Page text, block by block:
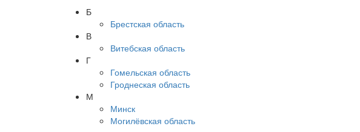
Б
Брестская область
В
Витебская область
Г
Гомельская область
Гроднеская область
М
Минск
Могилёвская область